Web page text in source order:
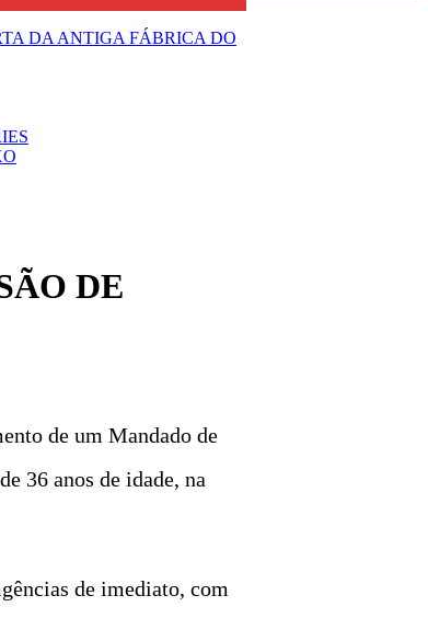
DA ANTIGA FÁBRICA DO
DE
de um Mandado de
36 anos de idade, na
de imediato, com